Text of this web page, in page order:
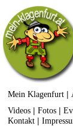
Mein Klagenfurt |
Videos |Fotos |
Kontakt |